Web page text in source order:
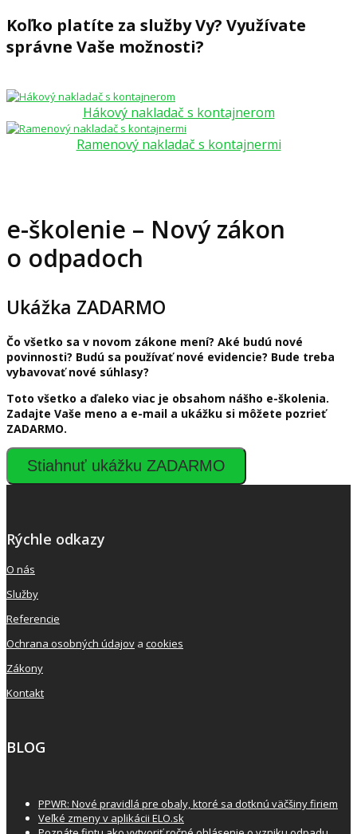
Koľko platíte za služby Vy? Využívate
správne Vaše možnosti?
Hákový nakladač s kontajnerom
Ramenový nakladač s kontajnermi
e-školenie – Nový zákon
o odpadoch
Ukážka ZADARMO
Čo všetko sa v novom zákone mení? Aké budú nové
povinnosti? Budú sa používať nové evidencie? Bude treba
vybavovať nové súhlasy?
Toto všetko a ďaleko viac je obsahom nášho e-školenia.
Zadajte Vaše meno a e-mail a ukážku si môžete pozrieť
ZADARMO.
Stiahnuť ukážku ZADARMO
Rýchle odkazy
O nás
Služby
Referencie
Ochrana osobných údajov a cookies
Zákony
Kontakt
BLOG
PPWR: Nové pravidlá pre obaly, ktoré sa dotknú väčšiny firiem
Veľké zmeny v aplikácii ELO.sk